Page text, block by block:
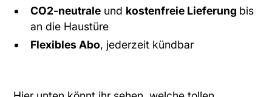
CO2-neutraleund kostenfreie Lieferung bis
an die Haustüre
Flexibles Abo, jederzeit kündbar